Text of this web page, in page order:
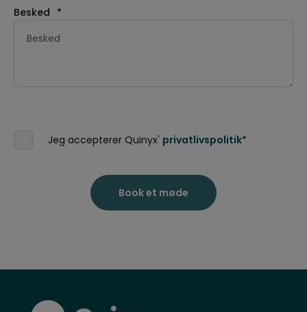
Besked *
Jeg accepterer Quinyx' privatlivspolitik*